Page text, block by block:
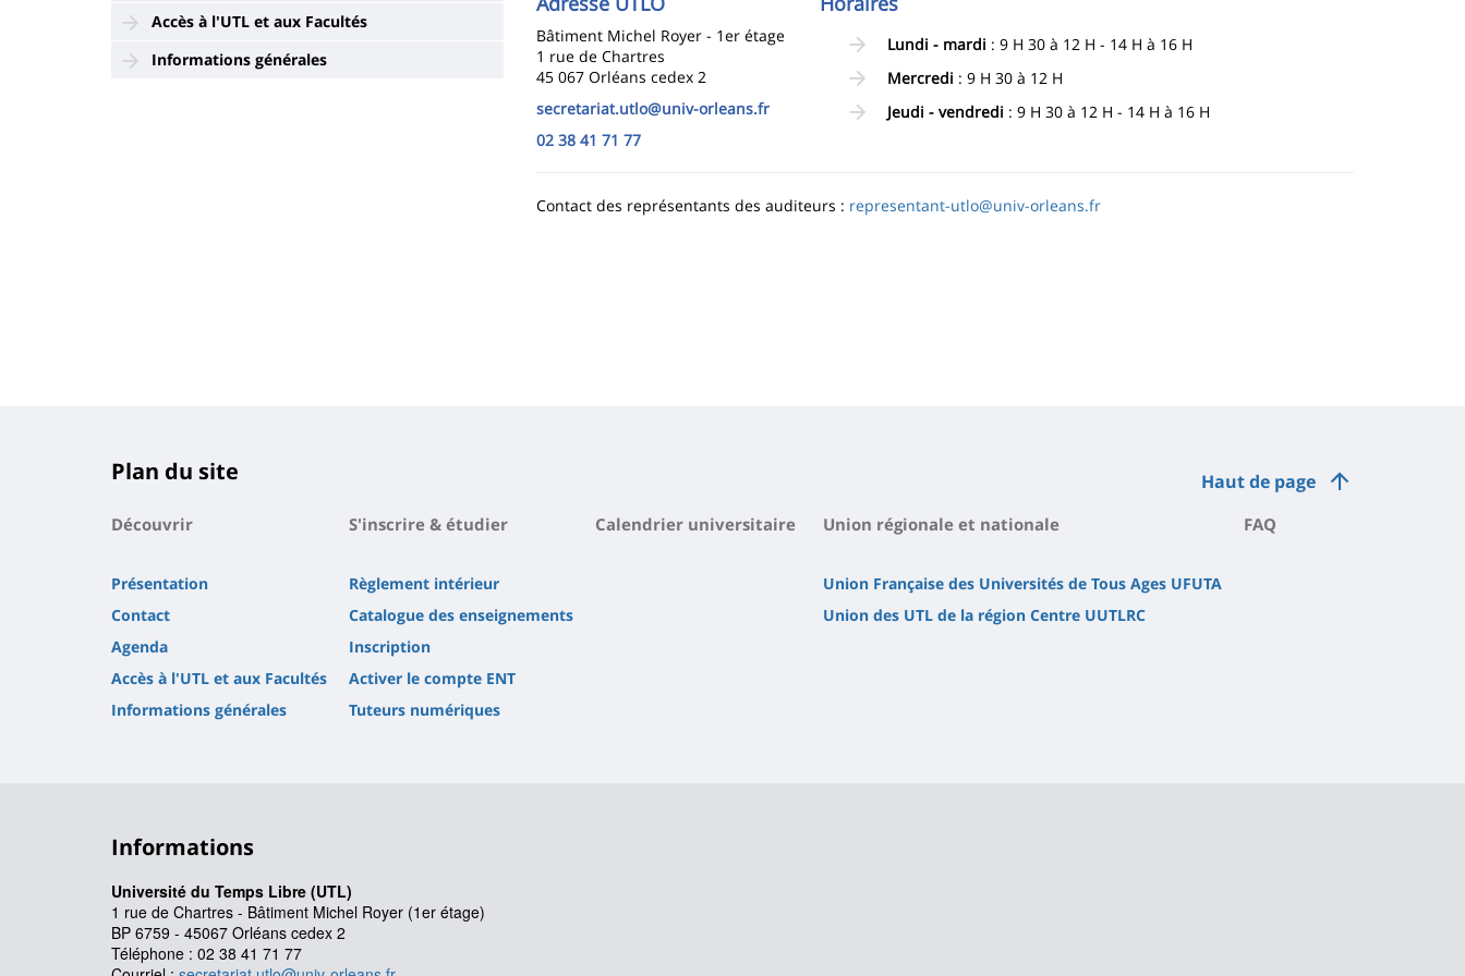
Accès à l'UTL et aux Facultés
Informations générales
la
page
principale
Bâtiment Michel Royer - 1er étage
1 rue de Chartres
45 067 Orléans cedex 2
secretariat.utlo@univ-orleans.fr
02 38 41 71 77
Lundi - mardi : 9 H 30 à 12 H - 14 H à 16 H
Mercredi : 9 H 30 à 12 H
Jeudi - vendredi : 9 H 30 à 12 H - 14 H à 16 H
Contact des représentants des auditeurs : representant-utlo@univ-orleans.fr
Haut de page
Plan du site
Découvrir
Présentation
Contact
Agenda
Accès à l'UTL et aux Facultés
Informations générales
S'inscrire & étudier
Règlement intérieur
Catalogue des enseignements
Inscription
Activer le compte ENT
Tuteurs numériques
Calendrier universitaire Union régionale et nationale
Union Française des Universités de Tous Ages UFUTA
Union des UTL de la région Centre UUTLRC
FAQ
Informations
Université du Temps Libre (UTL)
1 rue de Chartres - Bâtiment Michel Royer (1er étage)
BP 6759 - 45067 Orléans cedex 2
Téléphone : 02 38 41 71 77